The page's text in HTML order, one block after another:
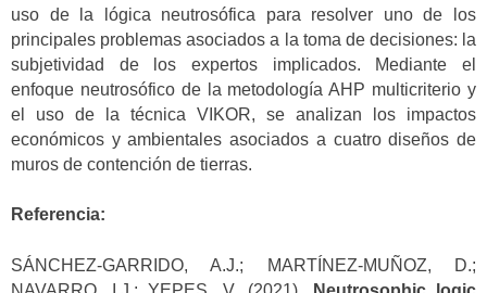
uso de la lógica neutrosófica para resolver uno de los
principales problemas asociados a la toma de decisiones: la
subjetividad de los expertos implicados. Mediante el
enfoque neutrosófico de la metodología AHP multicriterio y
el uso de la técnica VIKOR, se analizan los impactos
económicos y ambientales asociados a cuatro diseños de
muros de contención de tierras.
Referencia:
SÁNCHEZ-GARRIDO, A.J.; MARTÍNEZ-MUÑOZ, D.;